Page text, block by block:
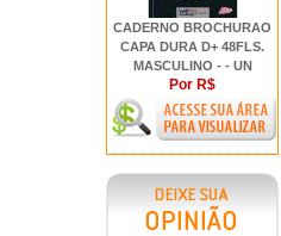
CADERNO BROCHURAO
CAPA DURA D+ 48FLS.
MASCULINO - - UN
Por R$